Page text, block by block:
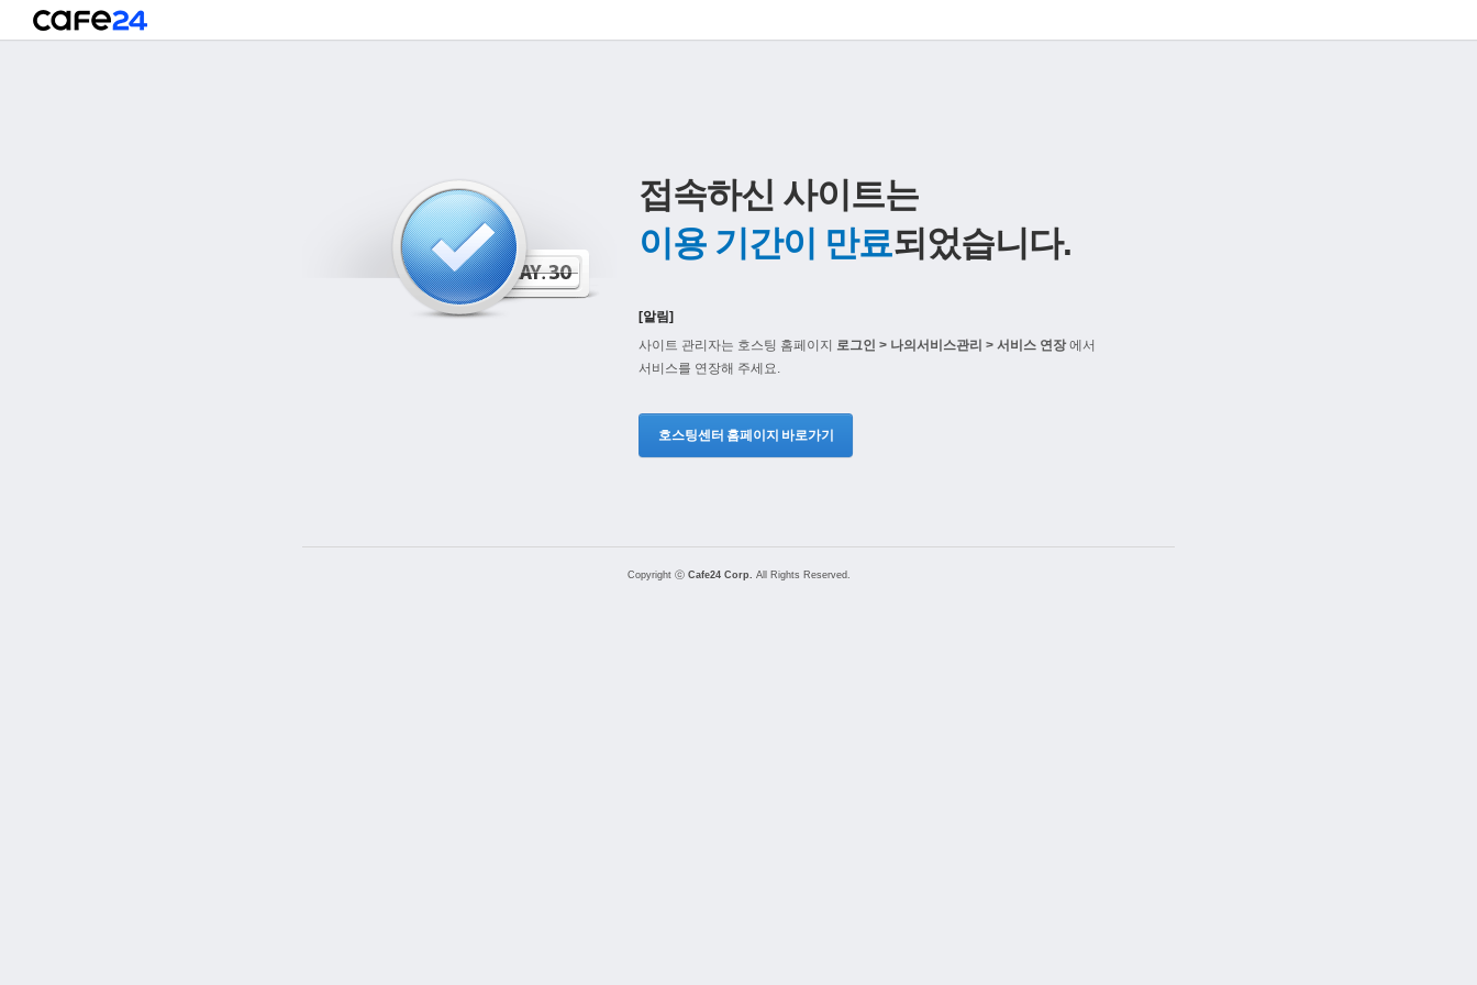
접속하신 사이트는
이용 기간이 만료되었습니다.
[알림]
사이트 관리자는 호스팅 홈페이지 로그인 > 나의서비스관리 > 서비스 연장에서
서비스를 연장해 주세요.
호스팅센터 홈페이지 바로가기
Copyright ⓒ Cafe24 Corp. All Rights Reserved.